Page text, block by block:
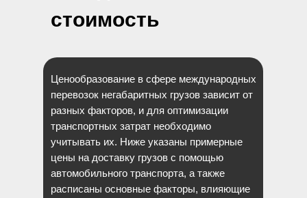
стоимость
Ценообразование в сфере международных
перевозок негабаритных грузов зависит от
разных факторов, и для оптимизации
транспортных затрат необходимо
учитывать их. Ниже указаны примерные
цены на доставку грузов с помощью
автомобильного транспорта, а также
расписаны основные факторы, влияющие